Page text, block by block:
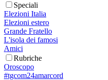
Speciali
Elezioni Italia
Elezioni estero
Grande Fratello
L'isola dei famosi
Amici
Rubriche
Oroscopo
#tgcom24amarcord